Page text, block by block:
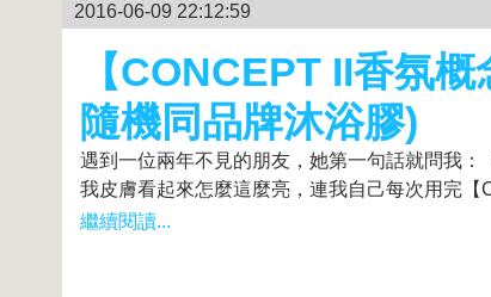
2016-06-09 22:12:59
【CONCEPT II香氛
隨機同品牌沐浴膠)
遇到一位兩年不見的朋友，她第一句話就問我
我皮膚看起來怎麼這麼亮，連我自己每次用完
繼續閱讀...